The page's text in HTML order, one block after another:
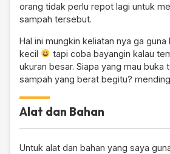
orang tidak perlu repot lagi untuk
sampah tersebut.
Hal ini mungkin keliatan nya ga
kecil
tapi coba bayangin kalau
ukuran besar. Siapa yang mau buka
sampah yang berat begitu?
Alat dan Bahan
Untuk alat dan bahan yang saya